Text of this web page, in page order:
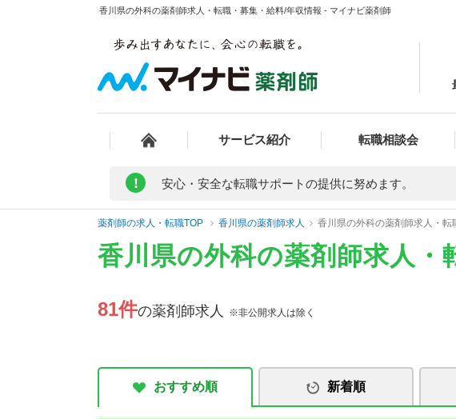
香川県の外科の薬剤師求人・転職・募集・給料/年収情報 - マイナビ薬剤師
サービス紹介 転職相談会
! 安心・安全な転職サポートの提供に努めます。
薬剤師の求人・転職TOP 香川県の薬剤師求人 香川県の外科の薬剤師求人・転
香川県の外科の薬剤師求人・
81件の薬剤師求人 ※非公開求人は除く
おすすめ順 新着順